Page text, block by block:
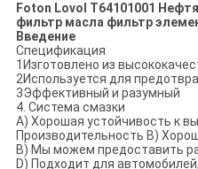
Foton Lovol T64101001
фильтр масла фильтр
Введение
Спецификация
1Изготовлено из
2Используется для
3Эффективный и разумный
4. Система смазки
A) Хорошая устойчивость к
Производительность B)
В) Мы можем предоставить
D) Подходит для